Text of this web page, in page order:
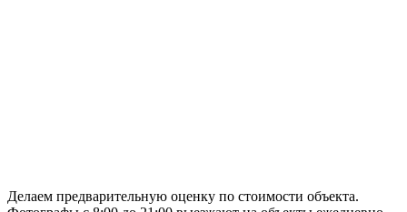
Делаем предварительную оценку по стоимости объекта.